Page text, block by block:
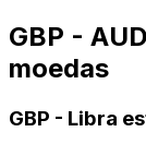
GBP -
moedas
GBP - Libra